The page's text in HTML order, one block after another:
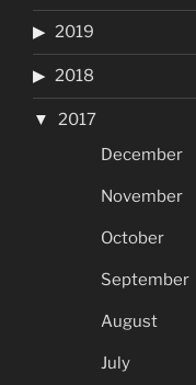
2019
2018
2017
December
November
October
September
August
July